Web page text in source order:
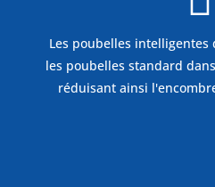
Les poubelles
les poubelles standard
réduisant ainsi